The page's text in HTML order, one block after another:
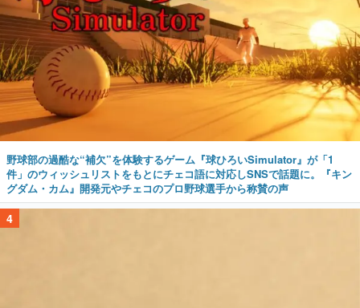
野球部の過酷な“補欠”を体験するゲーム『球ひろいSimulator』が「1
件」のウィッシュリストをもとにチェコ語に対応しSNSで話題に。『キン
グダム・カム』開発元やチェコのプロ野球選手から称賛の声
4